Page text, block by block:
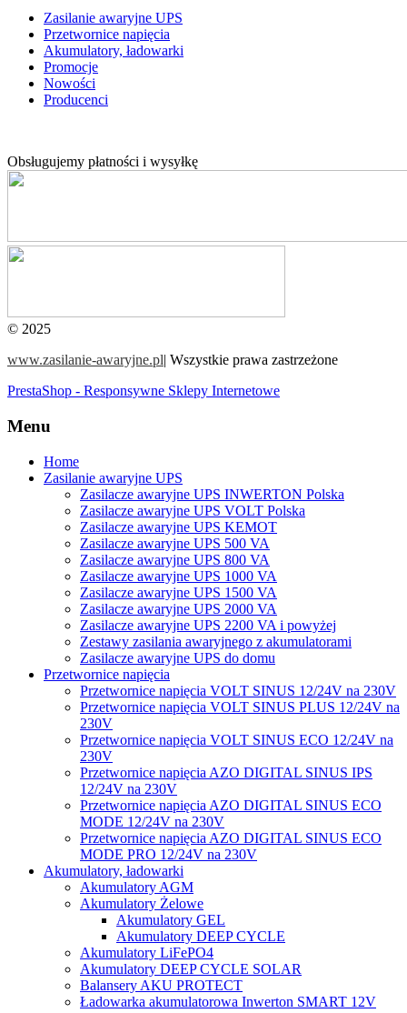
Zasilanie awaryjne UPS
Przetwornice napięcia
Akumulatory, ładowarki
Promocje
Nowości
Producenci
Obsługujemy płatności i wysyłkę
© 2025
www.zasilanie-awaryjne.pl| Wszystkie prawa zastrzeżone
PrestaShop - Responsywne Sklepy Internetowe
Menu
Home
Zasilanie awaryjne UPS
Zasilacze awaryjne UPS INWERTON Polska
Zasilacze awaryjne UPS VOLT Polska
Zasilacze awaryjne UPS KEMOT
Zasilacze awaryjne UPS 500 VA
Zasilacze awaryjne UPS 800 VA
Zasilacze awaryjne UPS 1000 VA
Zasilacze awaryjne UPS 1500 VA
Zasilacze awaryjne UPS 2000 VA
Zasilacze awaryjne UPS 2200 VA i powyżej
Zestawy zasilania awaryjnego z akumulatorami
Zasilacze awaryjne UPS do domu
Przetwornice napięcia
Przetwornice napięcia VOLT SINUS 12/24V na 230V
Przetwornice napięcia VOLT SINUS PLUS 12/24V na
230V
Przetwornice napięcia VOLT SINUS ECO 12/24V na
230V
Przetwornice napięcia AZO DIGITAL SINUS IPS
12/24V na 230V
Przetwornice napięcia AZO DIGITAL SINUS ECO
MODE 12/24V na 230V
Przetwornice napięcia AZO DIGITAL SINUS ECO
MODE PRO 12/24V na 230V
Akumulatory, ładowarki
Akumulatory AGM
Akumulatory Żelowe
Akumulatory GEL
Akumulatory DEEP CYCLE
Akumulatory LiFePO4
Akumulatory DEEP CYCLE SOLAR
Balansery AKU PROTECT
Ładowarka akumulatorowa Inwerton SMART 12V